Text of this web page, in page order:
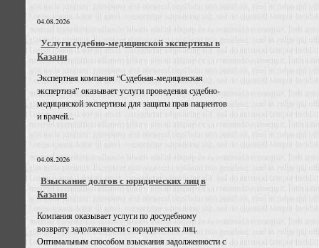
04.08.2026
Услуги судебно-медицинской экспертизы в
Казани
Экспертная компания “Судебная-медицинская
экспертиза” оказывает услуги проведения судебно-
медицинской экспертизы для защиты прав пациентов
и врачей...
04.08.2026
Взыскание долгов с юридических лиц в
Казани
Компания оказывает услуги по досудебному
возврату задолженности с юридических лиц.
Оптимальным способом взыскания задолженности с